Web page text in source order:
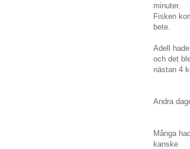
minuter.
Fisken
bete.
Adell
och det
nästan 4
Andra
Många
kanske